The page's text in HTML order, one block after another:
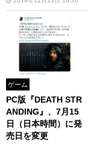
ゲーム
PC版『DEATH STR
ANDING』、7月15
日（日本時間）に発
売日を変更